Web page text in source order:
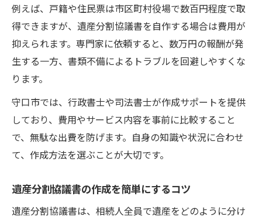
例えば、戸籍や住民票は市区町村役場で数百円程度で取
得できますが、遺産分割協議書を自作する場合は費用が
抑えられます。専門家に依頼すると、数万円の報酬が発
生する一方、書類不備によるトラブルを回避しやすくな
ります。
守口市では、行政書士や司法書士が作成サポートを提供
しており、費用やサービス内容を事前に比較すること
で、無駄な出費を防げます。自身の知識や状況に合わせ
て、作成方法を選ぶことが大切です。
遺産分割協議書の作成を簡単にするコツ
遺産分割協議書は、相続人全員で遺産をどのように分け